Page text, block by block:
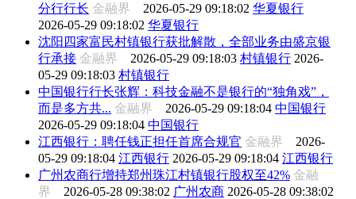
分行行长 金融界 2026-05-29 09:18:02 华夏银行
2026-05-29 09:18:02 华夏银行
沈阳四家富民村镇银行获批解散，全部业务由盛京银
行承接 金融界 2026-05-29 09:18:03 村镇银行 2026-
05-29 09:18:03 村镇银行
中国银行行长张辉：科技金融不是银行的“独角戏”，
而是多方共... 金融界 2026-05-29 09:18:04 中国银行
2026-05-29 09:18:04 中国银行
江西银行：聘任钱正担任首席合规官 金融界 2026-
05-29 09:18:04 江西银行 2026-05-29 09:18:04 江西银行
广州农商行增持郑州珠江村镇银行股权至42% 金融
界 2026-05-28 09:38:02 广州农商 2026-05-28 09:38:02